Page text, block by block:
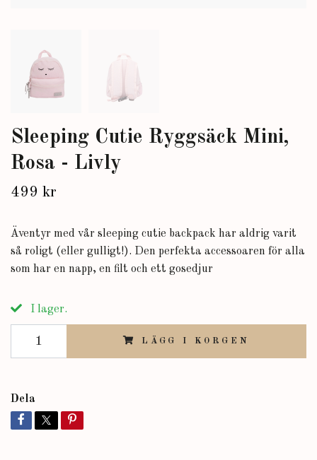
Sleeping Cutie Ryggsäck Mini,
Rosa - Livly
499 kr
Äventyr med vår sleeping cutie backpack har aldrig varit
så roligt (eller gulligt!). Den perfekta accessoaren för alla
som har en napp, en filt och ett gosedjur
I lager.
LÄGG I KORGEN
Dela